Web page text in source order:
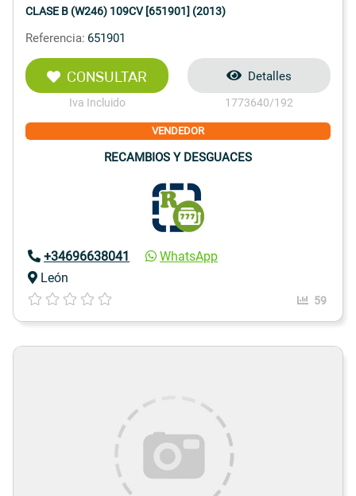
CLASE B (W246) 109CV [651901] (2013)
Referencia: 651901
CONSULTAR
Iva Incluido
Detalles
1773640/192
VENDEDOR
RECAMBIOS Y DESGUACES
+34696638041
WhatsApp
León
59